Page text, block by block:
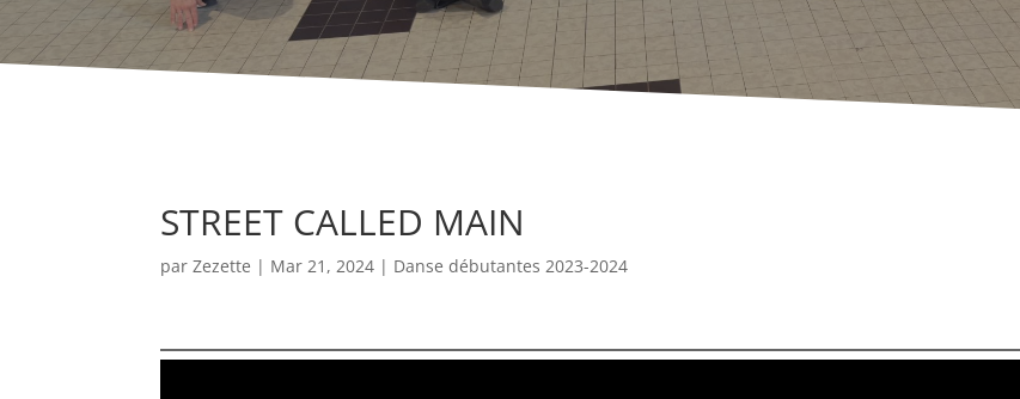
STREET CALLED MAIN
parZezette | Mar 21, 2024 | Danse débutantes 2023-2024